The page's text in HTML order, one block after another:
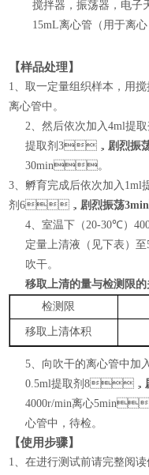
搅拌器，振荡器，电子天
15mL离心管（用于离
【样品处理】
1、取一定量组织样本，用
离心管中。
2、然后依次加入4ml提取
提取剂3， 剧烈振
30min。
3、孵育完成后依次加入 1ml
剂6， 剧烈振荡3min
4、室温下（20-30℃）
定量上清液（见下表） 至
吹干。
移取上清的量与检测限
检测限
移取上清体积
5、 向吹干的离心管中加
0.5ml提取剂8，
4000r/min离心5min
心管中，待检。
【使用步骤】
1、在进行测试前请完整阅